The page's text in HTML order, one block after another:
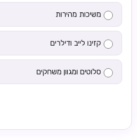
משיכות מהירות
קזינו לייב ודילרים
סלוטים ומגוון משחקים